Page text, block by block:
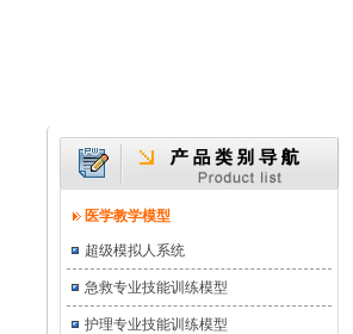
医学教学模型
超级模拟人系统
急救专业技能训练模型
护理专业技能训练模型